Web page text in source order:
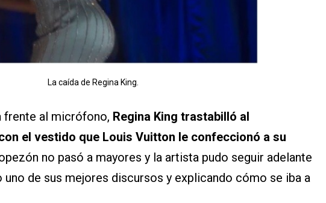
La caída de Regina King.
frente al micrófono, Regina King trastabilló al
el vestido que Louis Vuitton le confeccionó a su
no pasó a mayores y la artista pudo seguir adelante
uno de sus mejores discursos y explicando cómo se iba a